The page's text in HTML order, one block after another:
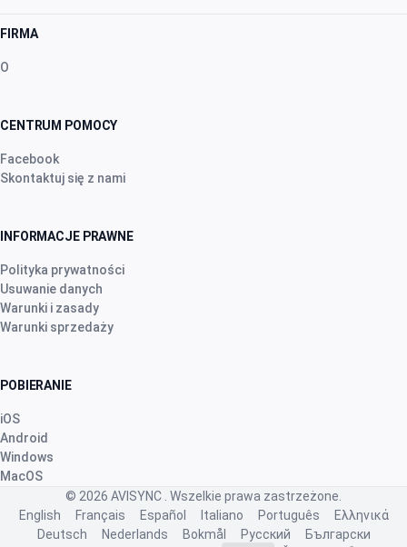
FIRMA
O
CENTRUM POMOCY
Facebook
Skontaktuj się z nami
INFORMACJE PRAWNE
Polityka prywatności
Usuwanie danych
Warunki i zasady
Warunki sprzedaży
POBIERANIE
iOS
Android
Windows
MacOS
© 2026 AVISYNC . Wszelkie prawa zastrzeżone.
English
Français Español Italiano Português
Ελληνικά
Deutsch
Nederlands Bokmål Русский
Български